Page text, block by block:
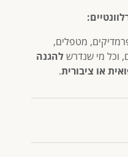
מטפלים,
וכל מי שנדרש להגנה
או ציבורית.